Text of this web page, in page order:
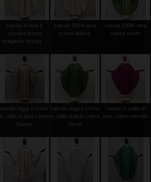
casula in lana e
viscosa bordo
tortiglione sbiego ...
casula 100% lana
colore bianco
casula 100% lana
colore verde
casula raggi e croce
in sallia di lana colore
bianco
casula raggi e croce
in sallia di lana colore
verde
casula in sallia di
lana colore morello